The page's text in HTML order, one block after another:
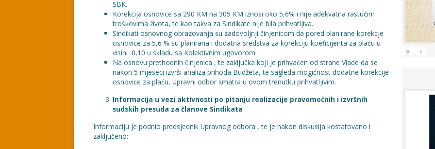
SBK.
Korekcija osnovice sa 290 KM na 305 KM iznosi oko 5,6% i nije adekvatna rastućim
troškovima života, te kao takva za Sindikate nije bila prihvatljiva.
Sindikati osnovnog obrazovanja su zadovoljnji činjenicom da pored planirane korekcje
osnovice za 5,6 % su planirana i dodatna sredstva za korekciju koeficijenta za plaću u
visini 0,10 u skladu sa Kolektivnim ugovorom.
Na osnovu prethodnih činjenica , te zaključka koji je prihvaćen od strane Vlade da se
nakon 5 mjeseci izvrši analiza prihoda Budžeta, te sagleda mogićnost dodatne korekcije
osnovice za plaću, Upravni odbor smatra u ovom trenutku prihvatljivim.
Informacija u vezi aktivnosti po pitanju realizacije pravomoćnih i izvršnih
sudskih presuda za članove Sindikata
Informaciju je podnio predsjednik Upravnog odbora , te je nakon diskusija kostatovano i
zaključeno:
« ‹